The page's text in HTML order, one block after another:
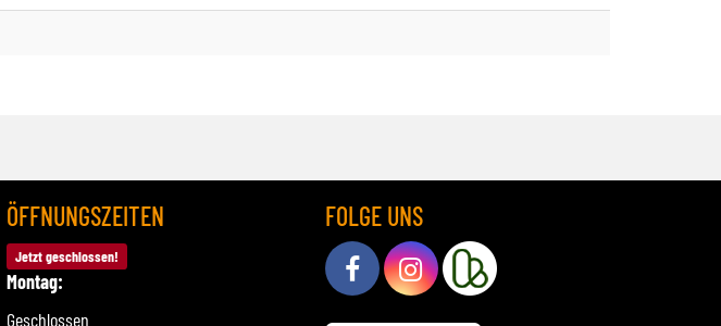
ÖFFNUNGSZEITEN
Jetzt geschlossen!
Montag:
Geschlossen
FOLGE UNS